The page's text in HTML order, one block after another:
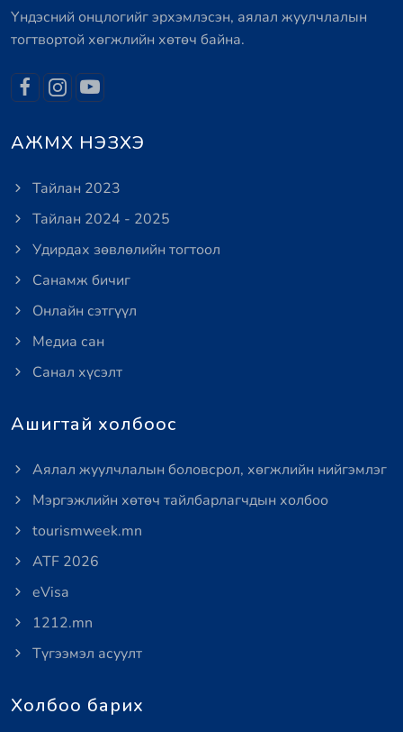
Үндэсний онцлогийг эрхэмлэсэн, аялал жуулчлалын
тогтвортой хөгжлийн хөтөч байна.
АЖМХ НЭЗХЭ
Тайлан 2023
Тайлан 2024 - 2025
Удирдах зөвлөлийн тогтоол
Санамж бичиг
Онлайн сэтгүүл
Медиа сан
Санал хүсэлт
Ашигтай холбоос
Аялал жуулчлалын боловсрол, хөгжлийн нийгэмлэг
Мэргэжлийн хөтөч тайлбарлагчдын холбоо
tourismweek.mn
ATF 2026
eVisa
1212.mn
Түгээмэл асуулт
Холбоо барих